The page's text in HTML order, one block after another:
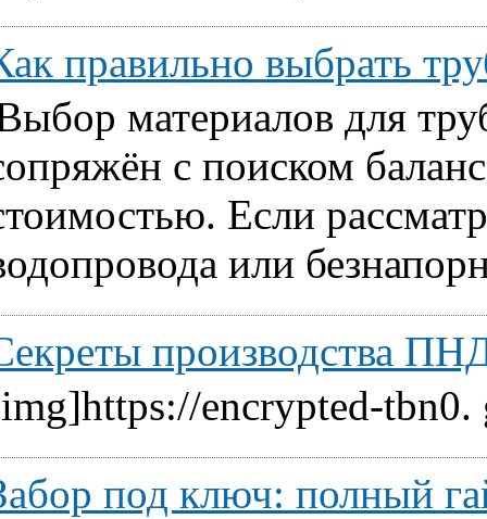
правильно выбрать
материалов для
с поиском
Если
или
производства
encrypted-tbn0.
под ключ: полный